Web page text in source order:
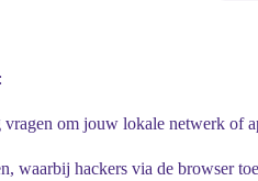
vragen om jouw lokale netwerk of
waarbij hackers via de browser